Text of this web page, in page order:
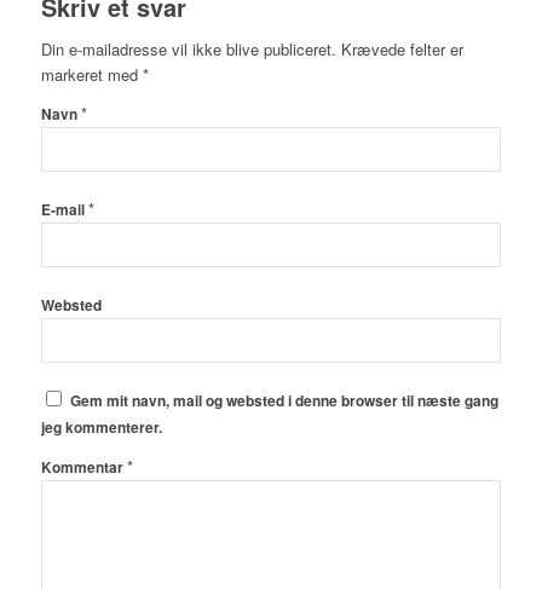
Din e-mailadresse vil ikke blive publiceret. Krævede felter er
markeret med *
Navn*
E-mail*
Websted
Gem mit navn, mail og websted i denne browser til næste gang
jeg kommenterer.
Kommentar*